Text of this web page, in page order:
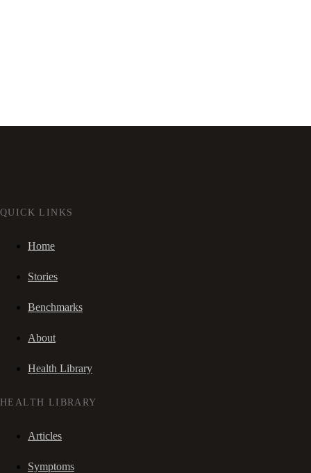
QUICK LINKS
Home
Stories
Benchmarks
About
Health Library
HEALTH LIBRARY
Articles
Symptoms